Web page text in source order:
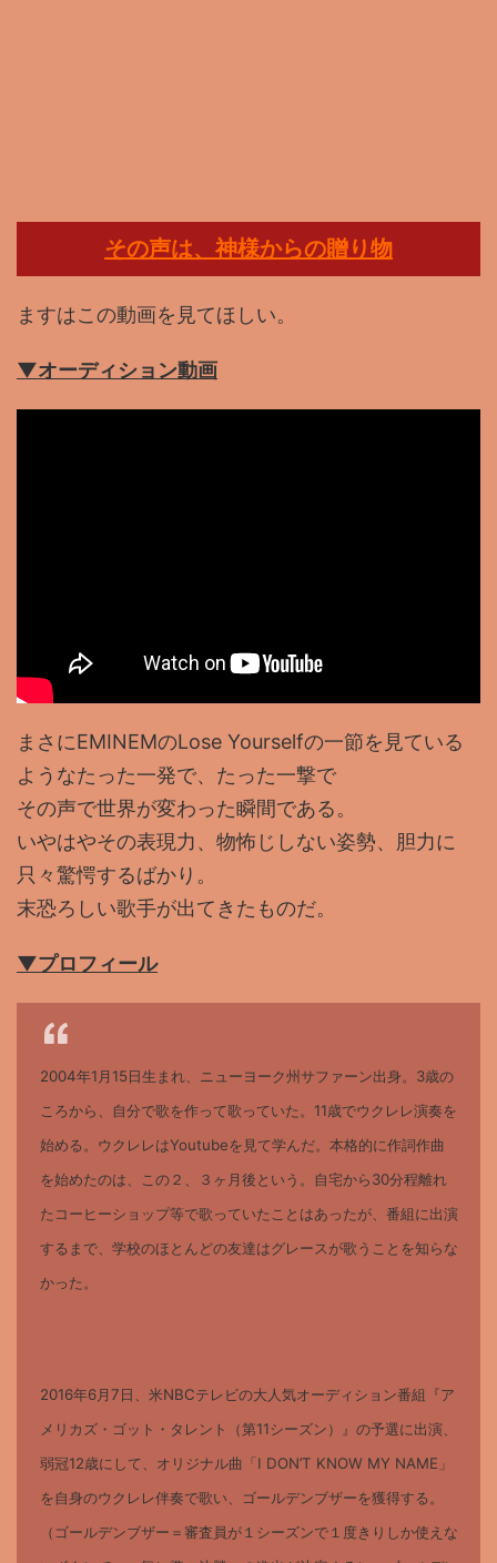
その声は、神様からの贈り物
ますはこの動画を見てほしい。
▼オーディション動画
まさにEMINEMのLose Yourselfの一節を見ている
ようなたった一発で、たった一撃で
その声で世界が変わった瞬間である。
いやはやその表現力、物怖じしない姿勢、胆力に
只々驚愕するばかり。
末恐ろしい歌手が出てきたものだ。
▼プロフィール
2004年1月15日生まれ、ニューヨーク州サファーン出身。3歳の
ころから、自分で歌を作って歌っていた。11歳でウクレレ演奏を
始める。ウクレレはYoutubeを見て学んだ。本格的に作詞作曲
を始めたのは、この２、３ヶ月後という。自宅から30分程離れ
たコーヒーショップ等で歌っていたことはあったが、番組に出演
するまで、学校のほとんどの友達はグレースが歌うことを知らな
かった。
2016年6月7日、米NBCテレビの大人気オーディション番組『ア
メリカズ・ゴット・タレント（第11シーズン）』の予選に出演、
弱冠12歳にして、オリジナル曲「I DON’T KNOW MY NAME」
を自身のウクレレ伴奏で歌い、ゴールデンブザーを獲得する。
（ゴールデンブザー＝審査員が１シーズンで１度きりしか使えな